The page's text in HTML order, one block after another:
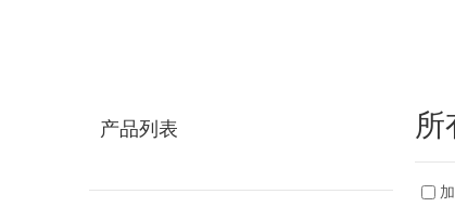
产品列表 所